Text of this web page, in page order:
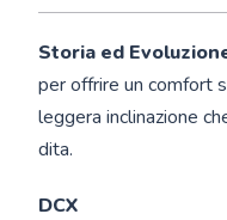
Storia ed
per offrire un comfort
leggera inclinazione
dita.
DCX